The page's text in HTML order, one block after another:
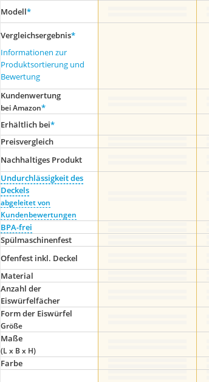
Modell*
Vergleichsergebnis*
Informationen zur
Produktsortierung und
Bewertung
Kundenwertung
bei Amazon*
Erhältlich bei*
Preis­vergleich
Nachhaltiges Produkt
Undurchlässigkeit des
Deckels
abgeleitet von
Kundenbewertungen
BPA-frei
Spülmaschinenfest
Ofenfest inkl. Deckel
Material
Anzahl der
Eiswürfelfächer
Form der Eiswürfel
Größe
Maße
(L x B x H)
Farbe